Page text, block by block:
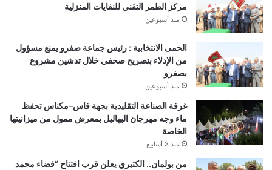
مركز الطمر التقني للنفايات المنزلية
منذ أسبوعين
الحمى الانتخابية : رئيس جماعة صفرو يمنع مسؤول
من الإدلاء بتصريح صحفي خلال تدشين مشروع
بصفرو
منذ أسبوعين
غرفة الصناعة التقليدية بجهة فاس–مكناس تحفظ
ماء وجه مهرجان البهاليل بمعرض ممول من ميزانيتها
الخاصة
منذ 3 أسابيع
من بولمان.. الكثيري يعلن قرب افتتاح “فضاء محمد